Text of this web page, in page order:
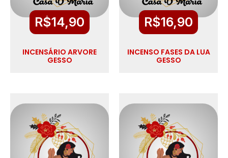
R$14,90
INCENSÁRIO ARVORE
GESSO
R$16,90
INCENSO FASES DA LUA
GESSO